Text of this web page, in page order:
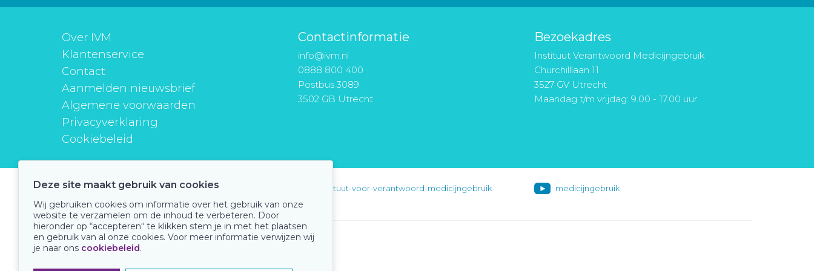
Over IVM
Klantenservice
Contact
Aanmelden nieuwsbrief
Algemene voorwaarden
Privacyverklaring
Cookiebeleid
Contactinformatie
info@ivm.nl
0888 800 400
Postbus 3089
3502 GB Utrecht
Bezoekadres
Instituut Verantwoord Medicijngebruik
Churchilllaan 11
3527 GV Utrecht
Maandag t/m vrijdag: 9.00 - 17.00 uur
instituutverantwoordmedicijngebruik instituut-voor-verantwoord-medicijngebruik medicijngebruik
Onze keurmerken
Deze site maakt gebruik van cookies
Wij gebruiken cookies om informatie over het gebruik van onze
website te verzamelen om de inhoud te verbeteren. Door
hieronder op “accepteren“ te klikken stem je in met het plaatsen
en gebruik van al onze cookies. Voor meer informatie verwijzen wij
je naar ons cookiebeleid.